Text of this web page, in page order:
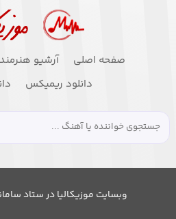
صفحه اصلی آرشیو
دانلود ریمیکس
وبسایت موزیکالیا در ستاد